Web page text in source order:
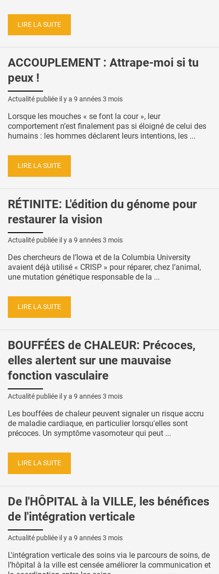
LIRE LA SUITE
ACCOUPLEMENT : Attrape-moi si tu
peux !
Actualité publiée il y a 9 années 3 mois
Lorsque les mouches « se font la cour », leur
comportement n’est finalement pas si éloigné de celui des
humains : les hommes déclarent leurs intentions, les ...
LIRE LA SUITE
RÉTINITE: L'édition du génome pour
restaurer la vision
Actualité publiée il y a 9 années 3 mois
Des chercheurs de l’Iowa et de la Columbia University
avaient déjà utilisé « CRISP » pour réparer, chez l’animal,
une mutation génétique responsable de la ...
LIRE LA SUITE
BOUFFÉES de CHALEUR: Précoces,
elles alertent sur une mauvaise
fonction vasculaire
Actualité publiée il y a 9 années 3 mois
Les bouffées de chaleur peuvent signaler un risque accru
de maladie cardiaque, en particulier lorsqu'elles sont
précoces. Un symptôme vasomoteur qui peut ...
LIRE LA SUITE
De l'HÔPITAL à la VILLE, les bénéfices
de l'intégration verticale
Actualité publiée il y a 9 années 3 mois
L'intégration verticale des soins via le parcours de soins, de
l’hôpital à la ville est censée améliorer la communication et